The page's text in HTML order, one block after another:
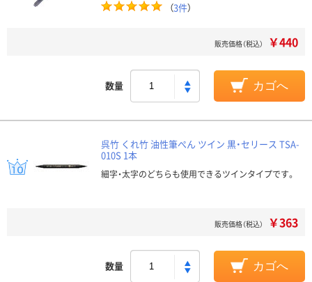
（3件）
販売価格（税込） ￥440
数量 カゴへ
呉竹 くれ竹 油性筆ぺん ツイン 黒・セリース TSA-
010S 1本
細字・太字のどちらも使用できるツインタイプです。
販売価格（税込） ￥363
数量 カゴへ